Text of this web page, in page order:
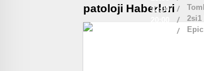
12:00
/
/
2si1
/
patoloji Haberleri